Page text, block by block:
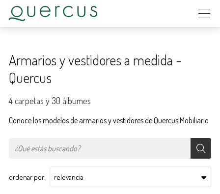
Armarios y vestidores a medida -
Quercus
4 carpetas y 30 álbumes
Conoce los modelos de armarios y vestidores de Quercus Mobiliario
ordenar por: